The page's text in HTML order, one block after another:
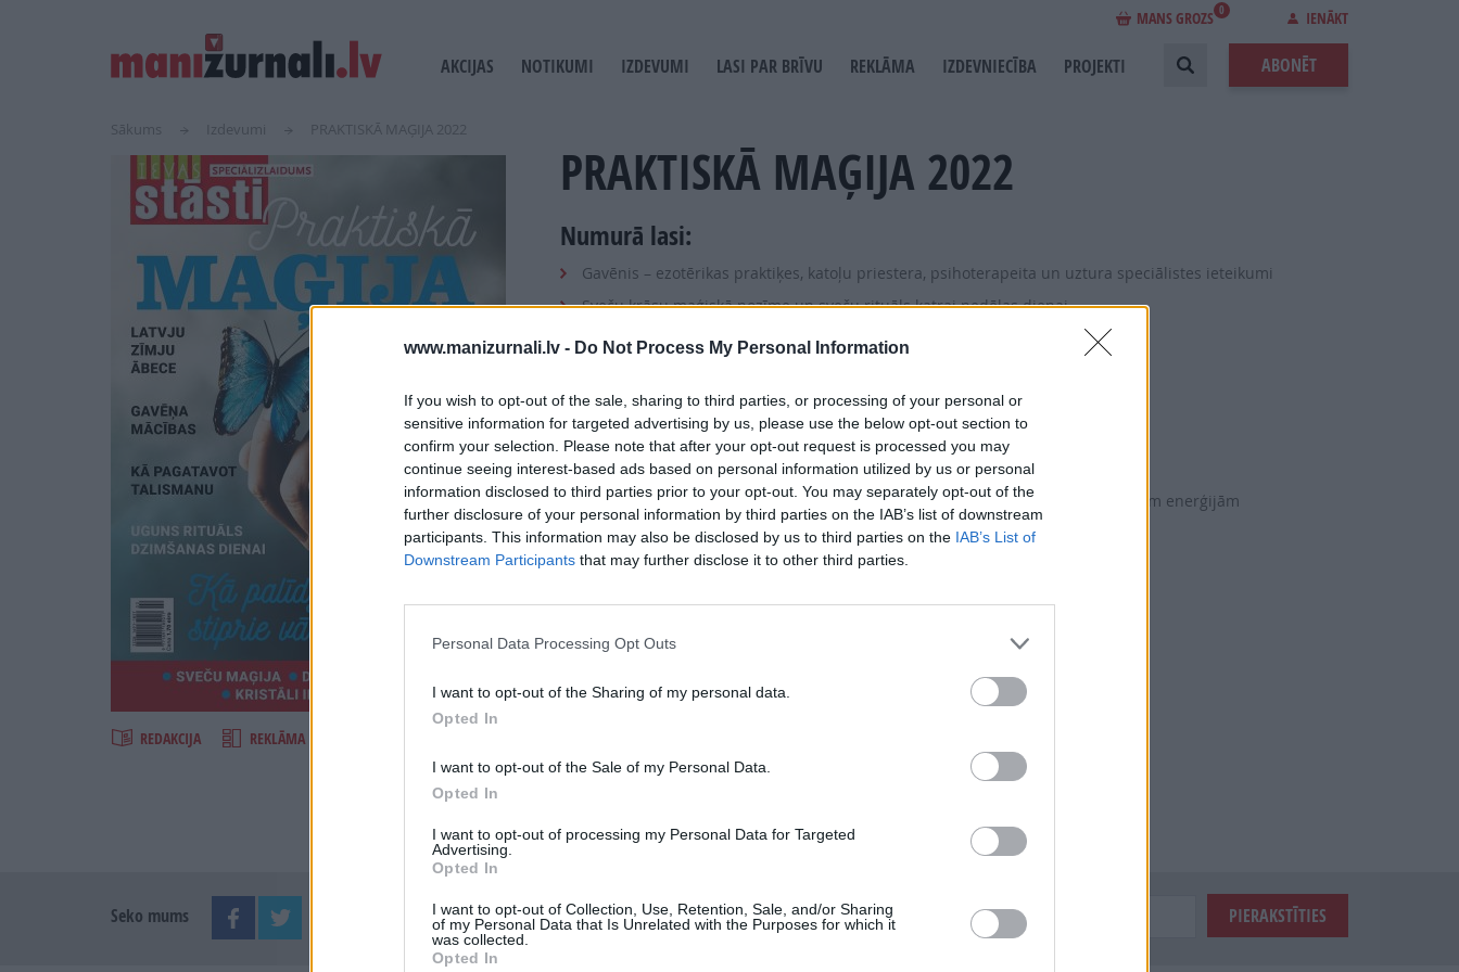
www.manizurnali.lv - Do Not Process My Personal Information
If you wish to opt-out of the sale, sharing to third parties, or processing of your personal or
sensitive information for targeted advertising by us, please use the below opt-out section to
confirm your selection. Please note that after your opt-out request is processed you may
continue seeing interest-based ads based on personal information utilized by us or personal
information disclosed to third parties prior to your opt-out. You may separately opt-out of the
further disclosure of your personal information by third parties on the IAB’s list of downstream
participants. This information may also be disclosed by us to third parties on the IAB’s List of
Downstream Participants that may further disclose it to other third parties.
Personal Data Processing Opt Outs
I want to opt-out of the Sharing of my personal data.
Opted In
I want to opt-out of the Sale of my Personal Data.
Opted In
I want to opt-out of processing my Personal Data for Targeted
Advertising.
Opted In
I want to opt-out of Collection, Use, Retention, Sale, and/or Sharing
of my Personal Data that Is Unrelated with the Purposes for which it
was collected.
Opted In
MANS GROZS 0 IENĀKT
USER
ACCOUNT
MAIN
AKCIJAS NOTIKUMI IZDEVUMI LASI PAR BRĪVU REKLĀMA IZDEVNIECĪBA PROJEKTI ABONĒT
Sākums Izdevumi PRAKTISKĀ MAĢIJA 2022
REDAKCIJA REKLĀMA IZDEVUMĀ
PRAKTISKĀ MAĢIJA 2022
Numurā lasi:
Gavēnis – ezotērikas praktiķes, katoļu priestera, psihoterapeita un uztura speciālistes ieteikumi
Sveču krāsu maģiskā nozīme un sveču rituāls katrai nedēļas dienai
Dzimšanas dienas uguns rituāls
Latvju zīmju ābece. Vai zīmes var būt bīstamas?
Rūnas veiksmei un veselībai. Talismana izgatavošanas rituāls
Kā pagatavot dzintara izvilkumu un tinktūru un kā tās lietot
Kā sadraudzēties ar mājas gariņu, attīrīt māju no negatīvām būtnēm un sliktām enerģijām
13 ārstniecības augi, kuriem piemīt arī maģiska enerģija
Maģisko kristāli un čakru mācība iesācējiem
Seko mums Nepalaid garām akcijas un jaunumus